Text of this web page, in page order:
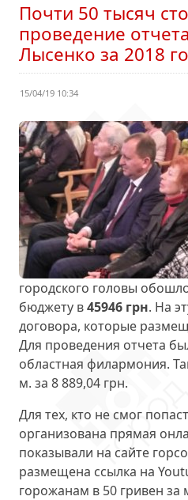
Почти 50 тысяч
проведение
Лысенко за 2018
15/04/19 10:34
городского головы
бюджету в45946 грн. На
договора, которые
Для проведения отчета
областная филармония.
м. за 8 889,04 грн.
Для тех, кто не смог
организована прямая
показывали на сайте
размещена ссылка на
горожанам в 50 гривен за